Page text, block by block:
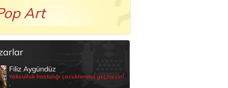
Art
Filiz Aygündüz
Yoksulluk hastalığı çocuklarıma geçmesin!
.